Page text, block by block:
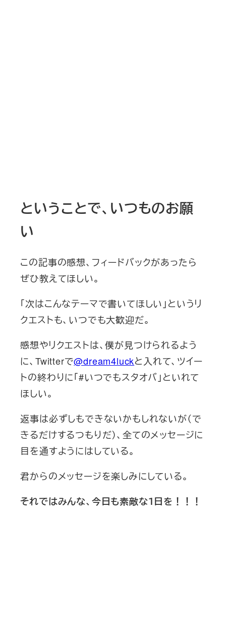
ということで、いつものお願
い
この記事の感想、フィードバックがあったら
ぜひ教えてほしい。
「次はこんなテーマで書いてほしい」というリ
クエストも、いつでも大歓迎だ。
感想やリクエストは、僕が見つけられるよう
に、Twitterで@dream4luckと入れて、ツイー
トの終わりに「#いつでもスタオバ」といれて
ほしい。
返事は必ずしもできないかもしれないが（で
きるだけするつもりだ）、全てのメッセージに
目を通すようにはしている。
君からのメッセージを楽しみにしている。
それではみんな、今日も素敵な１日を！！！